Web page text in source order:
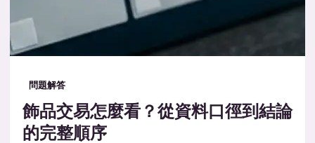
問題解答
飾品交易怎麼看？從資料口徑到結論
的完整順序